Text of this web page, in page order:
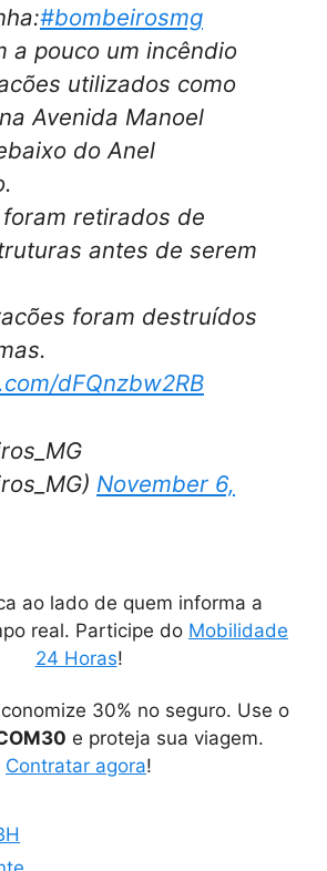
#bombeirosmg
a pouco um incêndio
utilizados como
Avenida Manoel
do Anel
retirados de
antes de serem
foram destruídos
dFQnzbw2RB
November 6,
ao lado de quem informa a
real. Participe do Mobilidade
24 Horas!
30% no seguro. Use o
e proteja sua viagem.
Contratar agora!